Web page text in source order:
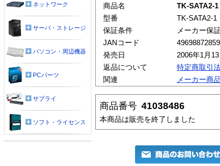
商品名
TK-SATA2-
型番
TK-SATA2-1
保証条件
メーカー保
JANコード
発売日
2006年1月
返品について
特定商取引
関連
メーカー商
商品番号 41038486
本商品は販売を終了しました
ネットワーク
サーバ・ストレージ
パソコン・周辺機器
PCパーツ
サプライ
ソフト・ライセンス